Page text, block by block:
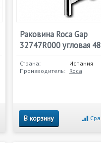
Раковина Roca Gap
32747R000 угловая
Страна:
Испания
Производитель: Roca
В корзину